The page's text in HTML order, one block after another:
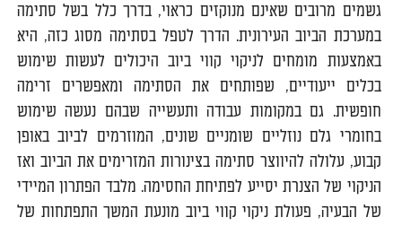
גשמים מרובים שאינם מנוקזים כראוי, בדרך כלל בשל סתימה
במערכת הביוב העירונית. הדרך לטפל בסתימה מסוג כזה, היא
באמצעות מומחים לניקוי קווי ביוב היכולים לעשות שימוש
בכלים ייעודיים, שפותחים את הסתימה ומאפשרים זרימה
חופשית. גם במקומות עבודה ותעשייה שבהם נעשה שימוש
בחומרי גלם נוזליים שומניים שונים, המוזרמים לביוב באופן
קבוע, עלולה להיווצר סתימה בצינורות המזרימים את הביוב ואז
הניקוי של הצנרת יסייע לפתיחת החסימה. מלבד הפתרון המיידי
של הבעיה, פעולת ניקוי קווי ביוב מונעת המשך התפתחות של